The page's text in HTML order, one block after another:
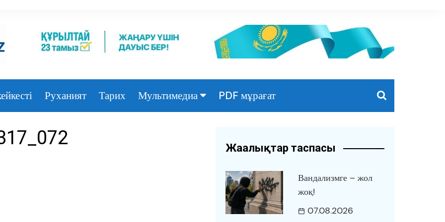
Руханият Тарих Мультимедиа PDF мұрағат
Жаңалықтар таспасы
Вандализмге – жол
жоқ!
07.08.2026